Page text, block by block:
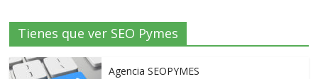
Tienes que ver SEO Pymes
Agencia SEOPYMES